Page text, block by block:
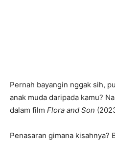
Pernah bayangin nggak sih,
anak muda daripada kamu?
dalam film Flora and Son
Penasaran gimana kisahnya?